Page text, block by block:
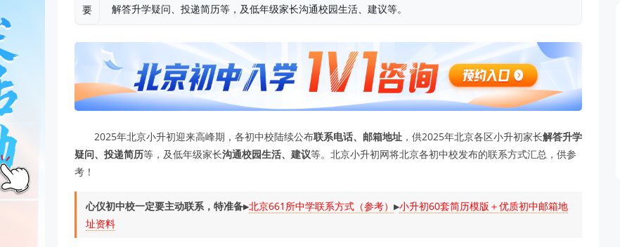
要
解答升学疑问、投递简历等，及低年级家长沟通校园生活、建议等。
2025年北京小升初迎来高峰期，各初中校陆续公布联系电话、邮箱地址 ，供2025年北京各区小升初家长解答升学
疑问、投递简历等，及低年级家长沟通校园生活、建议等。北京小升初网将北京各初中校发布的联系方式汇总，供参
考！
心仪初中校一定要主动联系，特准备▶️北京661所中学联系方式（参考） ▶️小升初60套简历模版＋优质初中邮箱地
址资料